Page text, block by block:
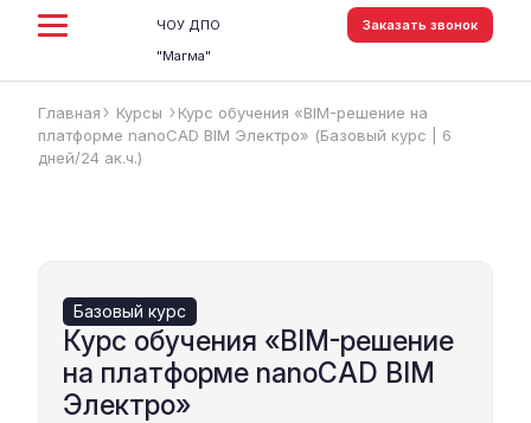
ЧОУ ДПО
"Магма"
Заказать звонок
Главная arrow_forward_ios Курсы arrow_forward_ios Курс обучения «BIM-решение на
платформе nanoCAD BIM Электро» (Базовый курс | 6
дней/24 ак.ч.)
Курс обучения «BIM-решение
на платформе nanoCAD BIM
Электро»
Базовый курс